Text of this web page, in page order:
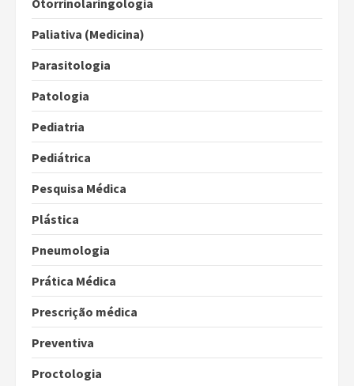
Otorrinolaringologia
Paliativa (Medicina)
Parasitologia
Patologia
Pediatria
Pediátrica
Pesquisa Médica
Plástica
Pneumologia
Prática Médica
Prescrição médica
Preventiva
Proctologia